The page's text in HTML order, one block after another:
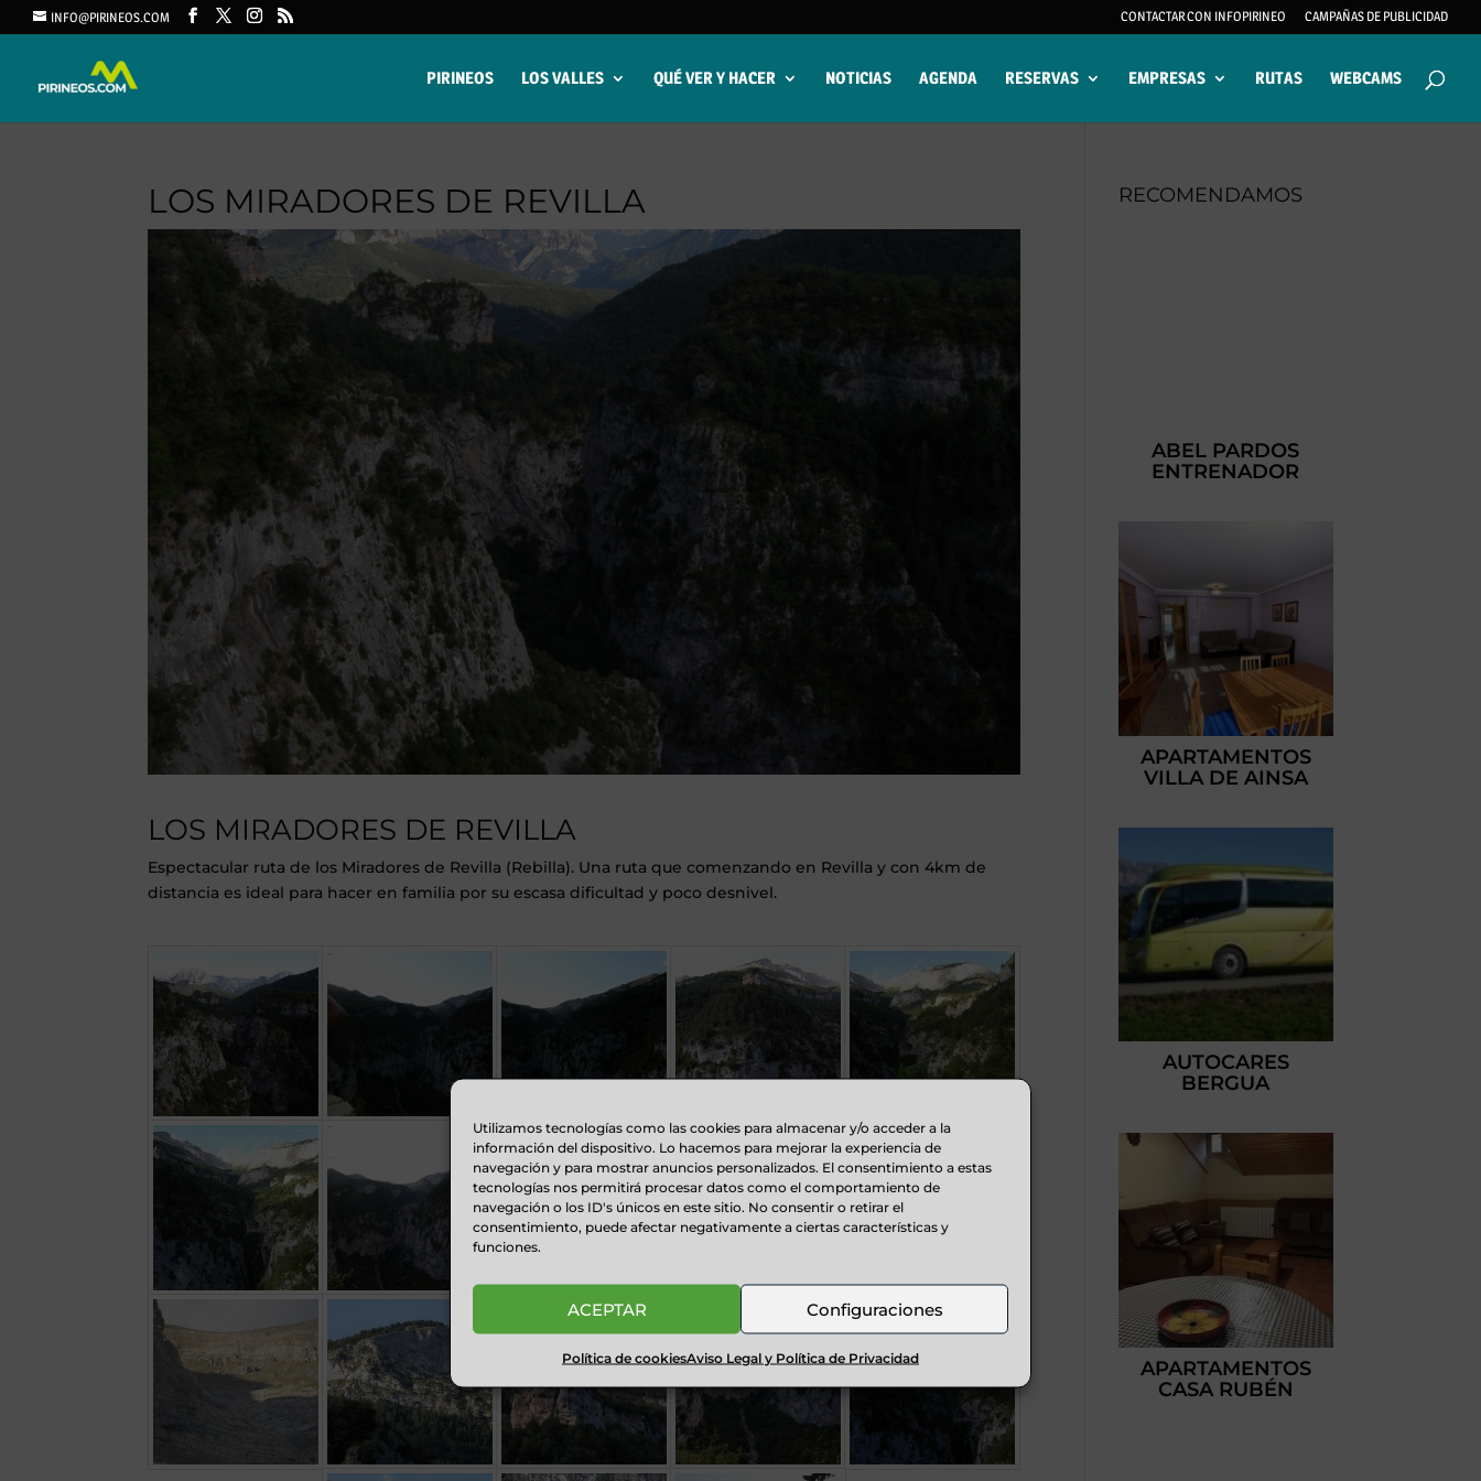
Utilizamos tecnologías como las cookies para almacenar y/o acceder a la
información del dispositivo. Lo hacemos para mejorar la experiencia de
navegación y para mostrar anuncios personalizados. El consentimiento a estas
tecnologías nos permitirá procesar datos como el comportamiento de
navegación o los ID's únicos en este sitio. No consentir o retirar el
consentimiento, puede afectar negativamente a ciertas características y
funciones.
ACEPTAR Configuraciones
Política de cookiesAviso Legal y Política de Privacidad
INFO@PIRINEOS.COM CONTACTAR CON INFOPIRINEO CAMPAÑAS DE PUBLICIDAD
PIRINEOS LOS VALLES QUÉ VER Y HACER NOTICIAS AGENDA RESERVAS EMPRESAS RUTAS WEBCAMS
LOS MIRADORES DE REVILLA
LOS MIRADORES DE REVILLA
Espectacular ruta de los Miradores de Revilla (Rebilla). Una ruta que comenzando en Revilla y con 4km de
distancia es ideal para hacer en familia por su escasa dificultad y poco desnivel.
RECOMENDAMOS
ABEL PARDOS
ENTRENADOR
APARTAMENTOS
VILLA DE AINSA
AUTOCARES
BERGUA
APARTAMENTOS
CASA RUBÉN